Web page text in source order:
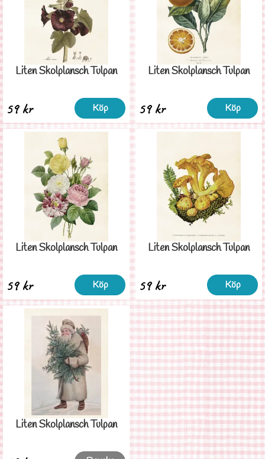
Liten Skolplansch Tulpan
59 kr Köp
Liten Skolplansch Tulpan
59 kr Köp
Liten Skolplansch Tulpan
59 kr Köp
Liten Skolplansch Tulpan
59 kr Köp
Liten Skolplansch Tulpan